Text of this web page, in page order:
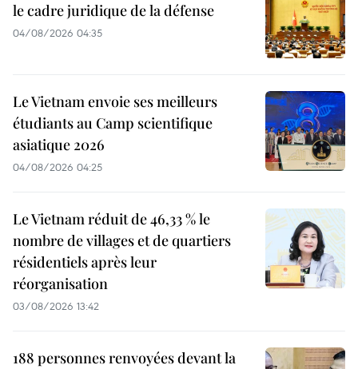
le cadre juridique de la défense
04/08/2026 04:35
Le Vietnam envoie ses meilleurs
étudiants au Camp scientifique
asiatique 2026
04/08/2026 04:25
Le Vietnam réduit de 46,33 % le
nombre de villages et de quartiers
résidentiels après leur
réorganisation
03/08/2026 13:42
188 personnes renvoyées devant la